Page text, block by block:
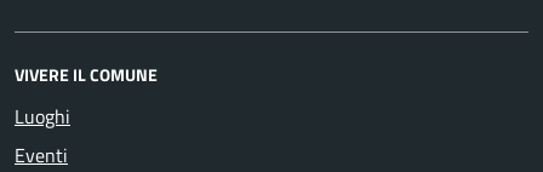
VIVERE IL COMUNE
Luoghi
Eventi